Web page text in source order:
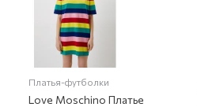
Платья-футболки
Love Moschino Платье